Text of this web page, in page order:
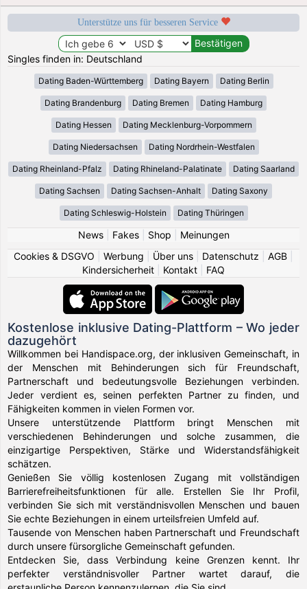
Unterstütze uns für besseren Service
Singles finden in: Deutschland
Dating Baden-Württemberg Dating Bayern Dating Berlin
Dating Brandenburg Dating Bremen Dating Hamburg
Dating Hessen Dating Mecklenburg-Vorpommern
Dating Niedersachsen Dating Nordrhein-Westfalen
Dating Rheinland-Pfalz Dating Rhineland-Palatinate Dating Saarland
Dating Sachsen Dating Sachsen-Anhalt Dating Saxony
Dating Schleswig-Holstein Dating Thüringen
News| Fakes| Shop
Meinungen
Cookies & DSGVO
Werbung Über uns Datenschutz AGB
Kindersicherheit
Kontakt FAQ
Kostenlose inklusive Dating-Plattform – Wo jeder
dazugehört
Willkommen bei Handispace.org, der inklusiven Gemeinschaft, in
der Menschen mit Behinderungen sich für Freundschaft,
Partnerschaft und bedeutungsvolle Beziehungen verbinden.
Jeder verdient es, seinen perfekten Partner zu finden, und
Fähigkeiten kommen in vielen Formen vor.
Unsere unterstützende Plattform bringt Menschen mit
verschiedenen Behinderungen und solche zusammen, die
einzigartige Perspektiven, Stärke und Widerstandsfähigkeit
schätzen.
Genießen Sie völlig kostenlosen Zugang mit vollständigen
Barrierefreiheitsfunktionen für alle. Erstellen Sie Ihr Profil,
verbinden Sie sich mit verständnisvollen Menschen und bauen
Sie echte Beziehungen in einem urteilsfreien Umfeld auf.
Tausende von Menschen haben Partnerschaft und Freundschaft
durch unsere fürsorgliche Gemeinschaft gefunden.
Entdecken Sie, dass Verbindung keine Grenzen kennt. Ihr
perfekter verständnisvoller Partner wartet darauf, die